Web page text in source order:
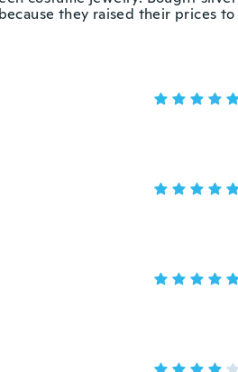
they raised their prices to